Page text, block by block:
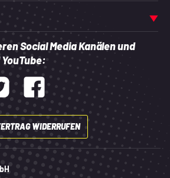
Social Media Kanälen und
Facebook
WIDERRUFEN